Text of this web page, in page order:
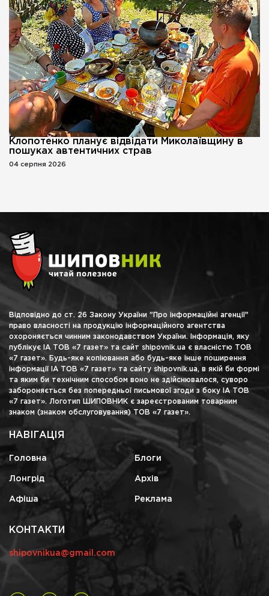
Клопотенко планує відвідати Миколаївщину в
пошуках автентичних страв
04 серпня 2026
Відповідно до ст. 26 Закону України "Про інформаційні агенції"
право власності на продукцію інформаційного агентства
охороняється чинним законодавством України. Інформація, яку
публікує ІА ТОВ «7 газет» та сайт shipovnik.ua є власністю ТОВ
«7 газет». Будь-яке копіювання або будь-яке інше поширення
інформації ІА ТОВ «7 газет» та сайту shipovnik.ua, в якій би формі
та яким би технічним способом воно не здійснювалося, суворо
забороняється без попередньої письмової згоди з боку ІА ТОВ
«7 газет». Логотип ШИПОВНИК є зареєстрованим товарним
знаком (знаком обслуговування) ТОВ «7 газет».
НАВІГАЦІЯ
Головна Блоги
Лонгрід Архів
Афіша Реклама
КОНТАКТИ
shipovnikua@gmail.com